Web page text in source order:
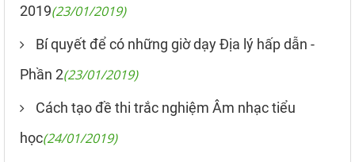
2019(23/01/2019)
Bí quyết để có những giờ dạy Địa lý hấp dẫn -
Phần 2(23/01/2019)
Cách tạo đề thi trắc nghiệm Âm nhạc tiểu
học(24/01/2019)